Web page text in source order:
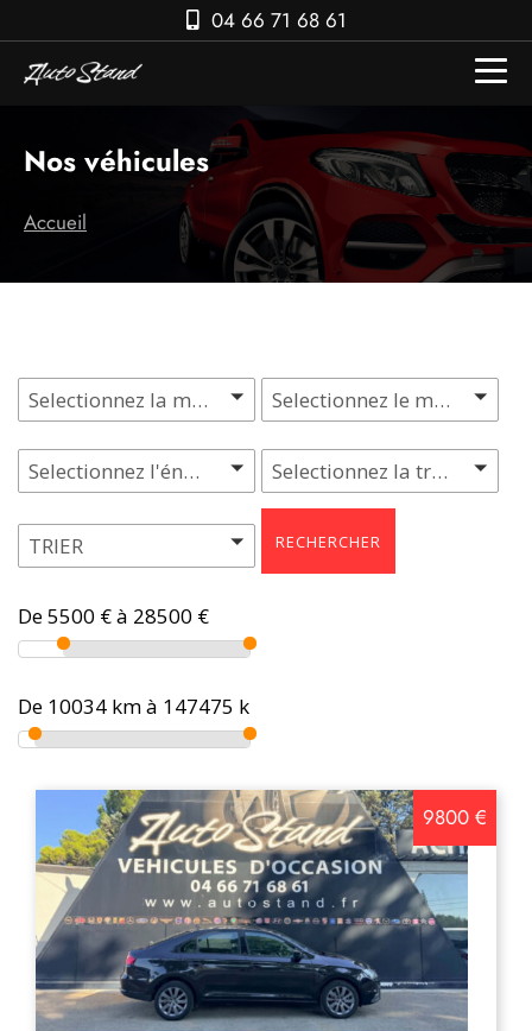
04 66 71 68 61
Nos véhicules
Accueil
Selectionnez la marque Selectionnez le modèle
Selectionnez l'énergie Selectionnez la transmission
TRIER
9800 €